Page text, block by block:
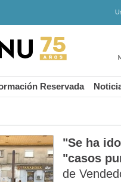
Reservada
"Se ha
"casos
de